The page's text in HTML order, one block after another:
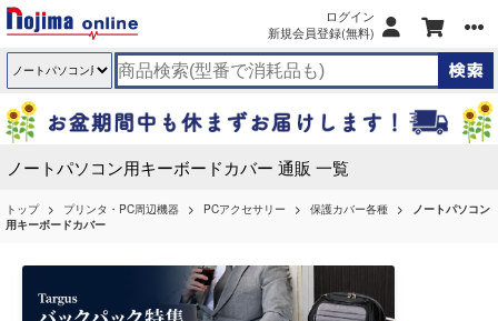
ログイン
新規会員登録(無料)
ノートパソコン用キーボードカバー 通販 一覧
トップ プリンタ・PC周辺機器 PCアクセサリー 保護カバー各種
ノートパソコン
用キーボードカバー